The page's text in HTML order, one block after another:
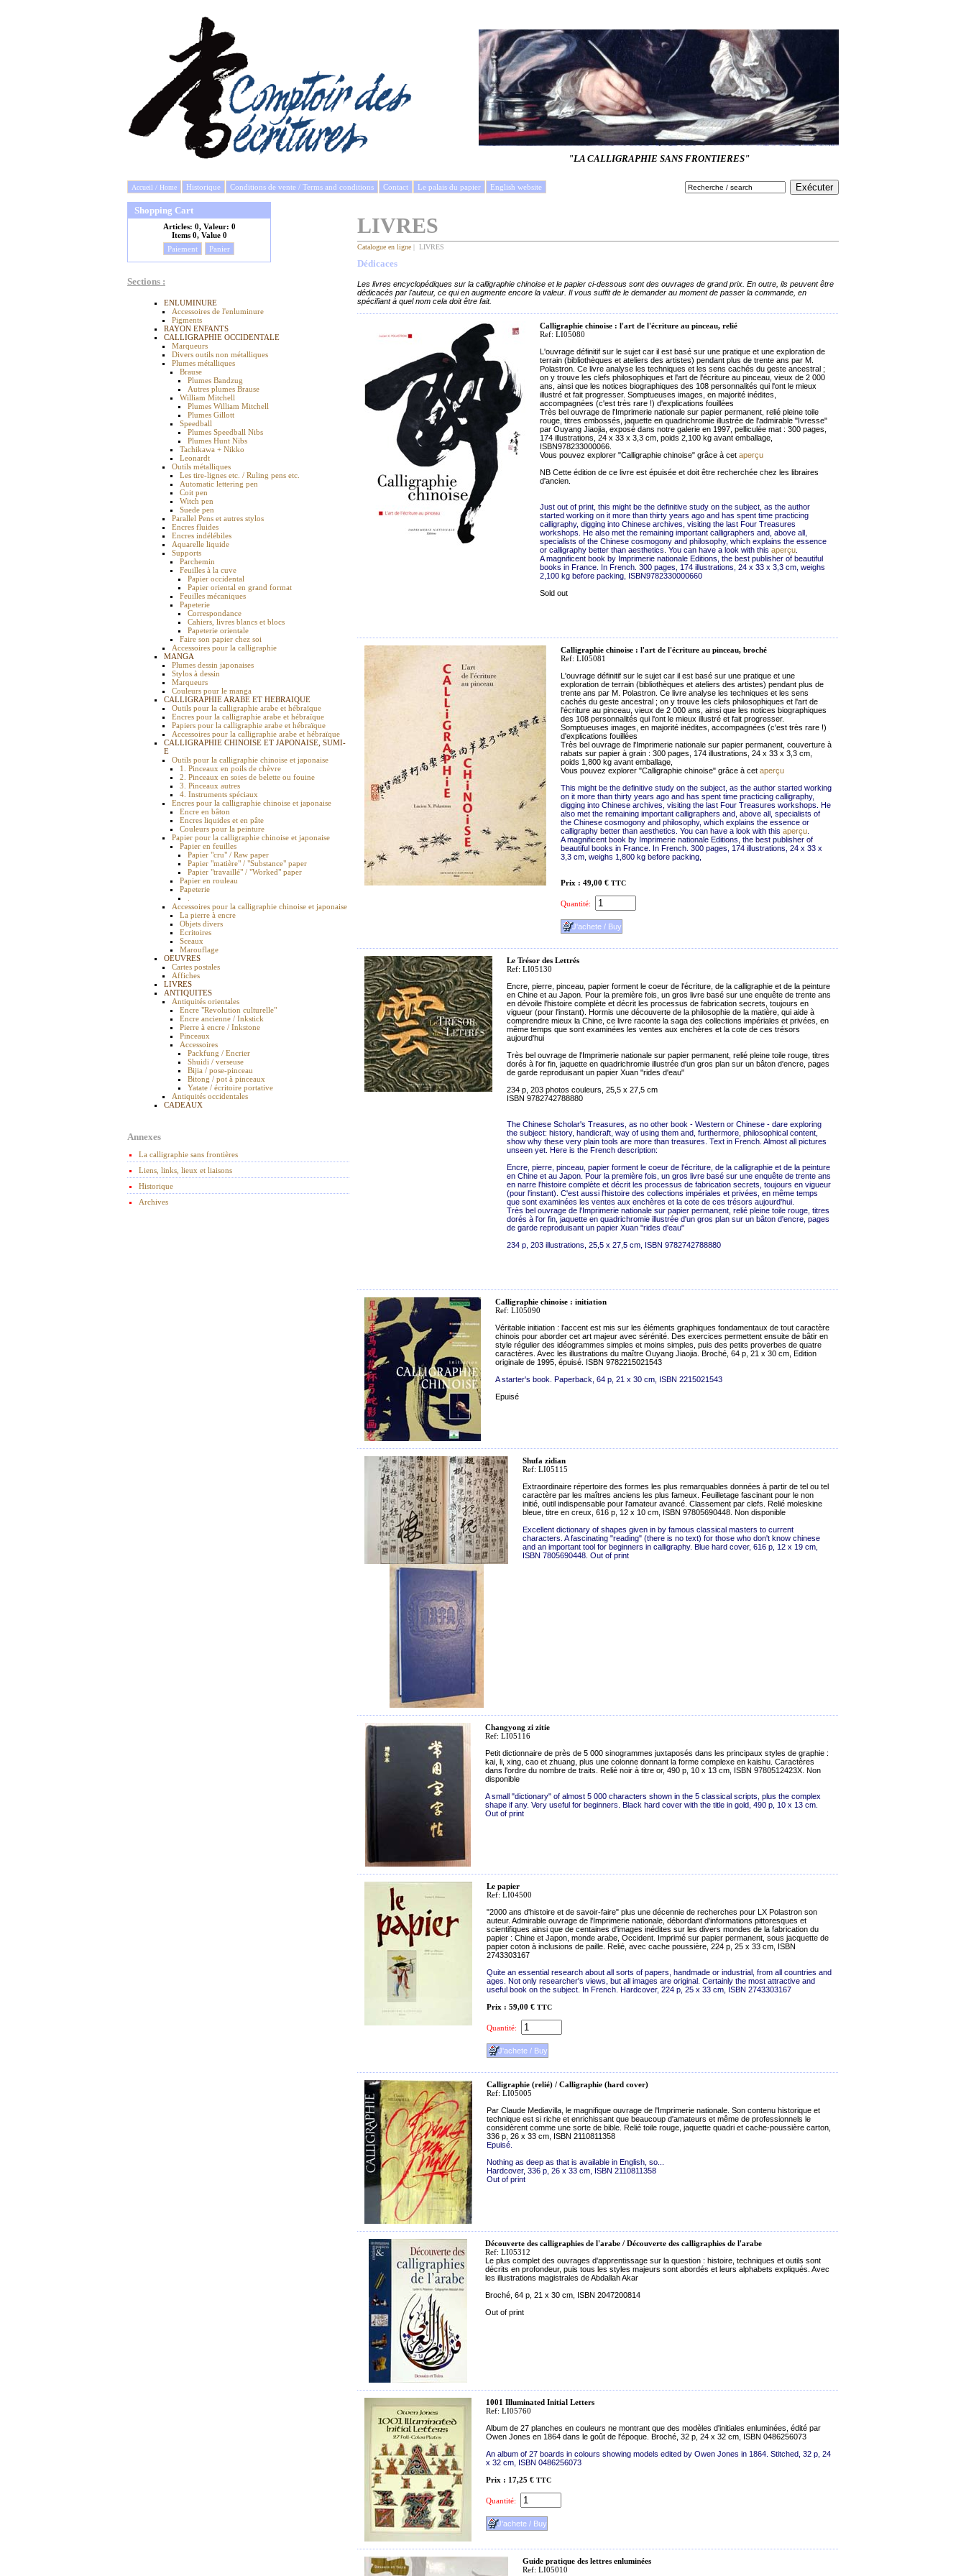
"LA CALLIGRAPHIE SANS FRONTIERES"
Accueil / Home Historique Conditions de vente / Terms and conditions Contact Le palais du papier English website
Shopping Cart
Articles: 0, Valeur: 0
Items 0, Value 0
Paiement
Panier
Sections :
ENLUMINURE
Accessoires de l'enluminure
Pigments
RAYON ENFANTS
CALLIGRAPHIE OCCIDENTALE
Marqueurs
Divers outils non métalliques
Plumes métalliques
Brause
Plumes Bandzug
Autres plumes Brause
William Mitchell
Plumes William Mitchell
Plumes Gillott
Speedball
Plumes Speedball Nibs
Plumes Hunt Nibs
Tachikawa + Nikko
Leonardt
Outils métalliques
Les tire-lignes etc. / Ruling pens etc.
Automatic lettering pen
Coit pen
Witch pen
Suede pen
Parallel Pens et autres stylos
Encres fluides
Encres indélébiles
Aquarelle liquide
Supports
Parchemin
Feuilles à la cuve
Papier occidental
Papier oriental en grand format
Feuilles mécaniques
Papeterie
Correspondance
Cahiers, livres blancs et blocs
Papeterie orientale
Faire son papier chez soi
Accessoires pour la calligraphie
MANGA
Plumes dessin japonaises
Stylos à dessin
Marqueurs
Couleurs pour le manga
CALLIGRAPHIE ARABE ET HEBRAIQUE
Outils pour la calligraphie arabe et hébraïque
Encres pour la calligraphie arabe et hébraïque
Papiers pour la calligraphie arabe et hébraïque
Accessoires pour la calligraphie arabe et hébraïque
CALLIGRAPHIE CHINOISE ET JAPONAISE, SUMI-
E
Outils pour la calligraphie chinoise et japonaise
1. Pinceaux en poils de chèvre
2. Pinceaux en soies de belette ou fouine
3. Pinceaux autres
4. Instruments spéciaux
Encres pour la calligraphie chinoise et japonaise
Encre en bâton
Encres liquides et en pâte
Couleurs pour la peinture
Papier pour la calligraphie chinoise et japonaise
Papier en feuilles
Papier "cru" / Raw paper
Papier "matière" / "Substance" paper
Papier "travaillé" / "Worked" paper
Papier en rouleau
Papeterie
Accessoires pour la calligraphie chinoise et japonaise
La pierre à encre
Objets divers
Ecritoires
Sceaux
Marouflage
OEUVRES
Cartes postales
Affiches
LIVRES
ANTIQUITES
Antiquités orientales
Encre "Revolution culturelle"
Encre ancienne / Inkstick
Pierre à encre / Inkstone
Pinceaux
Accessoires
Packfung / Encrier
Shuidi / verseuse
Bijia / pose-pinceau
Bitong / pot à pinceaux
Yatate / écritoire portative
Antiquités occidentales
CADEAUX
Annexes
La calligraphie sans frontières
Liens, links, lieux et liaisons
Historique
Archives
LIVRES
Catalogue en ligne | LIVRES
Dédicaces
Les livres encyclopédiques sur la calligraphie chinoise et le papier ci-dessous sont des ouvrages de grand prix. En outre, ils peuvent être
dédicacés par l'auteur, ce qui en augmente encore la valeur. Il vous suffit de le demander au moment de passer la commande, en
spécifiant à quel nom cela doit être fait.
Calligraphie chinoise : l'art de l'écriture au pinceau, relié
Ref: LI05080
L'ouvrage définitif sur le sujet car il est basé sur une pratique et une exploration de
terrain (bibliothèques et ateliers des artistes) pendant plus de trente ans par M.
Polastron. Ce livre analyse les techniques et les sens cachés du geste ancestral ;
on y trouve les clefs philosophiques et l'art de l'écriture au pinceau, vieux de 2 000
ans, ainsi que les notices biographiques des 108 personnalités qui l'ont le mieux
illustré et fait progresser. Somptueuses images, en majorité inédites,
accompagnées (c'est très rare !) d'explications fouillées
Très bel ouvrage de l'Imprimerie nationale sur papier permanent, relié pleine toile
rouge, titres embossés, jaquette en quadrichromie illustrée de l'admirable "Ivresse"
par Ouyang Jiaojia, exposé dans notre galerie en 1997, pelliculée mat : 300 pages,
174 illustrations, 24 x 33 x 3,3 cm, poids 2,100 kg avant emballage,
ISBN978233000066.
Vous pouvez explorer "Calligraphie chinoise" grâce à cet aperçu
NB Cette édition de ce livre est épuisée et doit être recherchée chez les libraires
d'ancien.
Just out of print, this might be the definitive study on the subject, as the author
started working on it more than thirty years ago and has spent time practicing
calligraphy, digging into Chinese archives, visiting the last Four Treasures
workshops. He also met the remaining important calligraphers and, above all,
specialists of the Chinese cosmogony and philosophy, which explains the essence
or calligraphy better than aesthetics. You can have a look with this aperçu
A magnificent book by Imprimerie nationale Editions, the best publisher of beautiful
books in France. In French. 300 pages, 174 illustrations, 24 x 33 x 3,3 cm, weighs
2,100 kg before packing, ISBN9782330000660
Sold out
Calligraphie chinoise : l'art de l'écriture au pinceau, broché
Ref: LI05081
L'ouvrage définitif sur le sujet car il est basé sur une pratique et une
exploration de terrain (bibliothèques et ateliers des artistes) pendant plus de
trente ans par M. Polastron. Ce livre analyse les techniques et les sens
cachés du geste ancestral ; on y trouve les clefs philosophiques et l'art de
l'écriture au pinceau, vieux de 2 000 ans, ainsi que les notices biographiques
des 108 personnalités qui l'ont le mieux illustré et fait progresser.
Somptueuses images, en majorité inédites, accompagnées (c'est très rare !)
d'explications fouillées
Très bel ouvrage de l'Imprimerie nationale sur papier permanent, couverture à
rabats sur papier à grain : 300 pages, 174 illustrations, 24 x 33 x 3,3 cm,
poids 1,800 kg avant emballage,
Vous pouvez explorer "Calligraphie chinoise" grâce à cet aperçu
This might be the definitive study on the subject, as the author started working
on it more than thirty years ago and has spent time practicing calligraphy,
digging into Chinese archives, visiting the last Four Treasures workshops. He
also met the remaining important calligraphers and, above all, specialists of
the Chinese cosmogony and philosophy, which explains the essence or
calligraphy better than aesthetics. You can have a look with this aperçu
A magnificent book by Imprimerie nationale Editions, the best publisher of
beautiful books in France. In French. 300 pages, 174 illustrations, 24 x 33 x
3,3 cm, weighs 1,800 kg before packing,
Prix : 49,00 € TTC
Quantité:
Le Trésor des Lettrés
Ref: LI05130
Encre, pierre, pinceau, papier forment le coeur de l'écriture, de la calligraphie et de la peinture
en Chine et au Japon. Pour la première fois, un gros livre basé sur une enquête de trente ans
en dévoile l'histoire complète et décrit les processus de fabrication secrets, toujours en
vigueur (pour l'instant). Hormis une découverte de la philosophie de la matière, qui aide à
comprendre mieux la Chine, ce livre raconte la saga des collections impériales et privées, en
même temps que sont examinées les ventes aux enchères et la cote de ces trésors
aujourd'hui
Très bel ouvrage de l'Imprimerie nationale sur papier permanent, relié pleine toile rouge, titres
dorés à l'or fin, jaquette en quadrichromie illustrée d'un gros plan sur un bâton d'encre, pages
de garde reproduisant un papier Xuan "rides d'eau"
234 p, 203 photos couleurs, 25,5 x 27,5 cm
ISBN 9782742788880
The Chinese Scholar's Treasures, as no other book - Western or Chinese - dare exploring
the subject: history, handicraft, way of using them and, furthermore, philosophical content,
show why these very plain tools are more than treasures. Text in French. Almost all pictures
unseen yet. Here is the French description:
Encre, pierre, pinceau, papier forment le coeur de l'écriture, de la calligraphie et de la peinture
en Chine et au Japon. Pour la première fois, un gros livre basé sur une enquête de trente ans
en narre l'histoire complète et décrit les processus de fabrication secrets, toujours en vigueur
(pour l'instant). C'est aussi l'histoire des collections impériales et privées, en même temps
que sont examinées les ventes aux enchères et la cote de ces trésors aujourd'hui.
Très bel ouvrage de l'Imprimerie nationale sur papier permanent, relié pleine toile rouge, titres
dorés à l'or fin, jaquette en quadrichromie illustrée d'un gros plan sur un bâton d'encre, pages
de garde reproduisant un papier Xuan "rides d'eau"
234 p, 203 illustrations, 25,5 x 27,5 cm, ISBN 9782742788880
Calligraphie chinoise : initiation
Ref: LI05090
Véritable initiation : l'accent est mis sur les éléments graphiques fondamentaux de tout caractère
chinois pour aborder cet art majeur avec sérénité. Des exercices permettent ensuite de bâtir en
style régulier des idéogrammes simples et moins simples, puis des petits proverbes de quatre
caractères. Avec les illustrations du maître Ouyang Jiaojia. Broché, 64 p, 21 x 30 cm, Edition
originale de 1995, épuisé. ISBN 9782215021543
A starter's book. Paperback, 64 p, 21 x 30 cm, ISBN 2215021543
Epuisé
Shufa zidian
Ref: LI05115
Extraordinaire répertoire des formes les plus remarquables données à partir de tel ou tel
caractère par les maîtres anciens les plus fameux. Feuilletage fascinant pour le non
initié, outil indispensable pour l'amateur avancé. Classement par clefs. Relié moleskine
bleue, titre en creux, 616 p, 12 x 10 cm, ISBN 97805690448. Non disponible
Excellent dictionary of shapes given in by famous classical masters to current
characters. A fascinating "reading" (there is no text) for those who don't know chinese
and an important tool for beginners in calligraphy. Blue hard cover, 616 p, 12 x 19 cm,
ISBN 7805690448. Out of print
Changyong zi zitie
Ref: LI05116
Petit dictionnaire de près de 5 000 sinogrammes juxtaposés dans les principaux styles de graphie :
kai, li, xing, cao et zhuang, plus une colonne donnant la forme complexe en kaishu. Caractères
dans l'ordre du nombre de traits. Relié noir à titre or, 490 p, 10 x 13 cm, ISBN 9780512423X. Non
disponible
A small "dictionary" of almost 5 000 characters shown in the 5 classical scripts, plus the complex
shape if any. Very useful for beginners. Black hard cover with the title in gold, 490 p, 10 x 13 cm.
Out of print
Le papier
Ref: LI04500
"2000 ans d'histoire et de savoir-faire" plus une décennie de recherches pour LX Polastron son
auteur. Admirable ouvrage de l'Imprimerie nationale, débordant d'informations pittoresques et
scientifiques ainsi que de centaines d'images inédites sur les divers mondes de la fabrication du
papier : Chine et Japon, monde arabe, Occident. Imprimé sur papier permanent, sous jacquette de
papier coton à inclusions de paille. Relié, avec cache poussière, 224 p, 25 x 33 cm, ISBN
2743303167
Quite an essential research about all sorts of papers, handmade or industrial, from all countries and
ages. Not only researcher's views, but all images are original. Certainly the most attractive and
useful book on the subject. In French. Hardcover, 224 p, 25 x 33 cm, ISBN 2743303167
Prix : 59,00 € TTC
Quantité:
Calligraphie (relié) / Calligraphie (hard cover)
Ref: LI05005
Par Claude Mediavilla, le magnifique ouvrage de l'Imprimerie nationale. Son contenu historique et
technique est si riche et enrichissant que beaucoup d'amateurs et même de professionnels le
considèrent comme une sorte de bible. Relié toile rouge, jaquette quadri et cache-poussière carton,
336 p, 26 x 33 cm, ISBN 2110811358
Epuisé.
Nothing as deep as that is available in English, so...
Hardcover, 336 p, 26 x 33 cm, ISBN 2110811358
Out of print
Découverte des calligraphies de l'arabe / Découverte des calligraphies de l'arabe
Ref: LI05312
Le plus complet des ouvrages d'apprentissage sur la question : histoire, techniques et outils sont
décrits en profondeur, puis tous les styles majeurs sont abordés et leurs alphabets expliqués. Avec
les illustrations magistrales de Abdallah Akar
Broché, 64 p, 21 x 30 cm, ISBN 2047200814
Out of print
1001 Illuminated Initial Letters
Ref: LI05760
Album de 27 planches en couleurs ne montrant que des modèles d'initiales enluminées, édité par
Owen Jones en 1864 dans le goût de l'époque. Broché, 32 p, 24 x 32 cm, ISBN 0486256073
An album of 27 boards in colours showing models edited by Owen Jones in 1864. Stitched, 32 p, 24
x 32 cm, ISBN 0486256073
Prix : 17,25 € TTC
Quantité:
Guide pratique des lettres enluminées
Ref: LI05010